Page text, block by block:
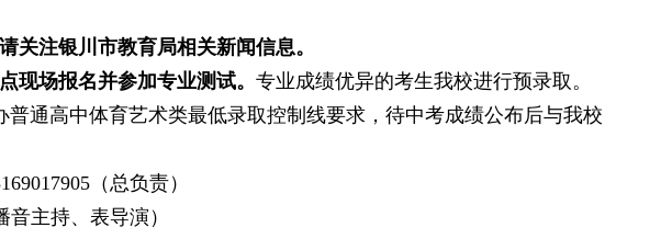
关注银川市教育局相关新闻信息。
现场报名并参加专业测试。 专业成绩优异的考生我校进行预录取。
通高中体育艺术类最低录取控制线要求，待中考成绩公布后与我校
（总负责）
音主持、表导演）